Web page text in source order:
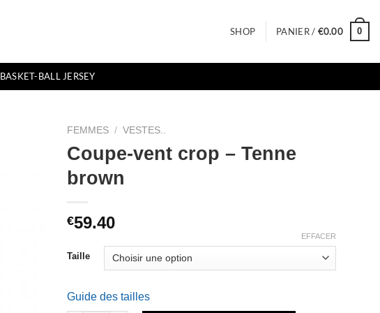
SHOP PANIER / €0.00 0
BASKET-BALL JERSEY
FEMMES / VESTES..
Coupe-vent crop – Tenne
brown
€59.40
Taille
EFFACER
Guide des tailles